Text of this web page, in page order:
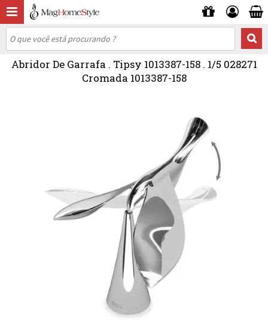
Abridor De Garrafa . Tipsy 1013387-158 . 1/5 028271
Cromada 1013387-158